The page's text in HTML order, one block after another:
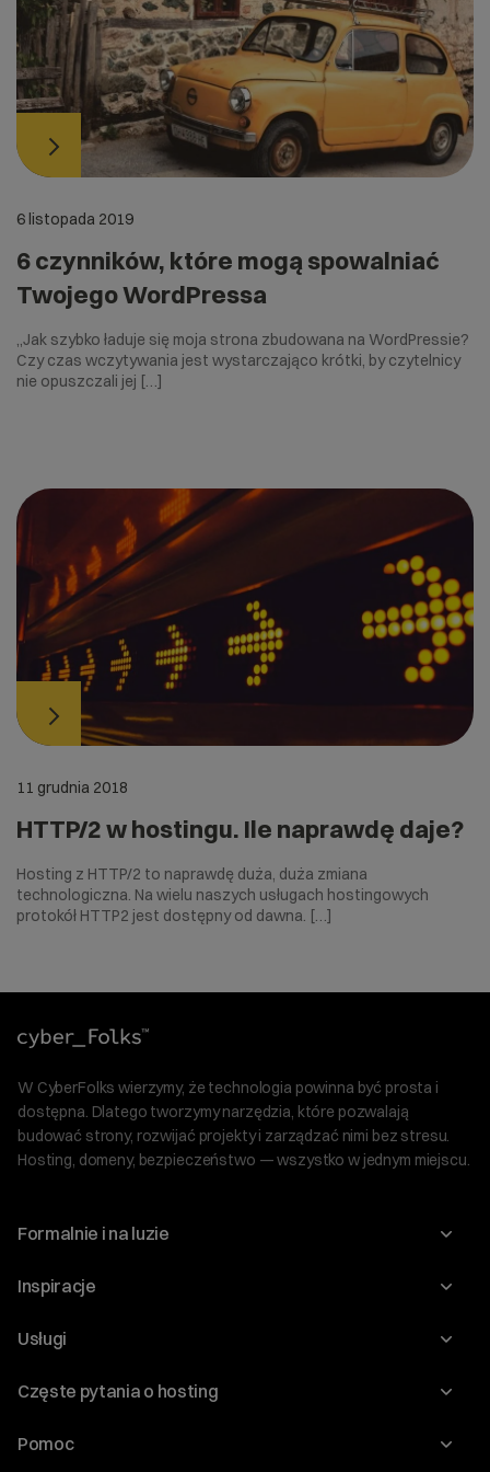
6 listopada 2019
6 czynników, które mogą spowalniać
Twojego WordPressa
„Jak szybko ładuje się moja strona zbudowana na WordPressie?
Czy czas wczytywania jest wystarczająco krótki, by czytelnicy
nie opuszczali jej […]
11 grudnia 2018
HTTP/2 w hostingu. Ile naprawdę daje?
Hosting z HTTP/2 to naprawdę duża, duża zmiana
technologiczna. Na wielu naszych usługach hostingowych
protokół HTTP2 jest dostępny od dawna. […]
W CyberFolks wierzymy, że technologia powinna być prosta i
dostępna. Dlatego tworzymy narzędzia, które pozwalają
budować strony, rozwijać projekty i zarządzać nimi bez stresu.
Hosting, domeny, bezpieczeństwo — wszystko w jednym miejscu.
Formalnie i na luzie
O nas
Program Korzyści dla Inwestorów
Regulaminy i specyfikacje
Inspiracje
Blog
WordPress
Audyt stron
Usługi
Domeny
Częste pytania o hosting
Jak przenieść stronę?
Pomoc